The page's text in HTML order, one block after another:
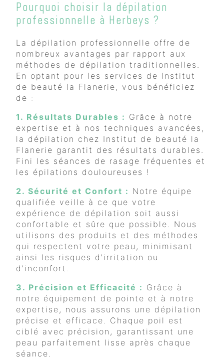
Pourquoi choisir la dépilation
professionnelle à Herbeys ?
La dépilation professionnelle offre de
nombreux avantages par rapport aux
méthodes de dépilation traditionnelles.
En optant pour les services de Institut
de beauté la Flanerie, vous bénéficiez
de :
1. Résultats Durables : Grâce à notre
expertise et à nos techniques avancées,
la dépilation chez Institut de beauté la
Flanerie garantit des résultats durables.
Fini les séances de rasage fréquentes et
les épilations douloureuses !
2. Sécurité et Confort : Notre équipe
qualifiée veille à ce que votre
expérience de dépilation soit aussi
confortable et sûre que possible. Nous
utilisons des produits et des méthodes
qui respectent votre peau, minimisant
ainsi les risques d'irritation ou
d'inconfort.
3. Précision et Efficacité : Grâce à
notre équipement de pointe et à notre
expertise, nous assurons une dépilation
précise et efficace. Chaque poil est
ciblé avec précision, garantissant une
peau parfaitement lisse après chaque
séance.